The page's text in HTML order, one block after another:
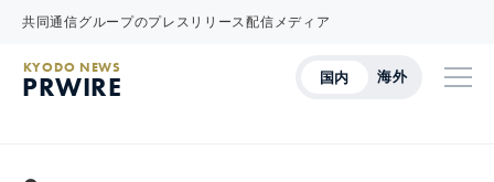
共同通信グループのプレスリリース配信メディア
国内 海外
KYODO NEWS
PRWIRE